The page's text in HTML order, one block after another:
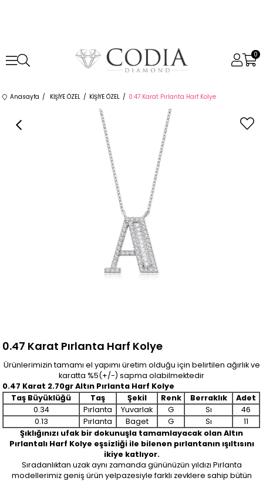
0
Anasayfa KİŞİYE ÖZEL KİŞİYE ÖZEL 0.47 Karat Pırlanta Harf Kolye
0.47 Karat Pırlanta Harf Kolye
Ürünlerimizin tamamı el yapımı üretim olduğu için belirtilen ağırlık ve
karatta %5(+/-) sapma olabilmektedir
0.47 Karat 2.70gr Altın Pırlanta Harf Kolye
Taş Büyüklüğü
Taş Şekil Renk Berraklık
Adet
0.34
Pırlanta Yuvarlak G Sı
46
0.13
Pırlanta Baget G Sı
11
Şıklığınızı ufak bir dokunuşla tamamlayacak olan Altın
Pırlantalı Harf Kolye eşsizliği ile bilenen pırlantanın ışıltısını
ikiye katlıyor.
Sıradanlıktan uzak aynı zamanda gününüzün yıldızı Pırlanta
modellerimiz geniş ürün yelpazesiyle farklı zevklere sahip bütün